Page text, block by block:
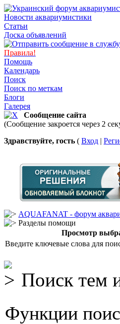
Новости аквариумистики
Статьи
Доска объявлений
Правила!
Помощь
Календарь
Поиск
Поиск по меткам
Блоги
Галерея
Сообщение сайта
(Сообщение закроется через 2
Здравствуйте, гость ( Вход |
AQUAFANAT - форум
Разделы помощи
Просмотр
Введите ключевые слова для
Поиск тем
Функции